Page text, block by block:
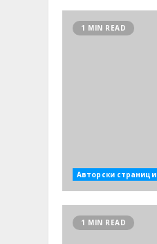
1 MIN READ
Авторски страници
1 MIN READ